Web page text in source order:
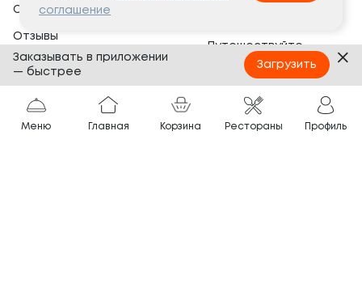
Сертификаты
Отзывы
Банкеты
Вопросы и ответы
Путешествуйте
с ТОКИО-CITY
Партнёрам
Франшиза
Меню Главная Корзина Рестораны Профиль
соглашение
Заказывать в приложении
— быстрее
Загрузить